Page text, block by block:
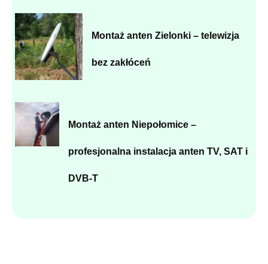
Montaż anten Zielonki – telewizja
bez zakłóceń
Montaż anten Niepołomice –
profesjonalna instalacja anten TV, SAT i
DVB-T